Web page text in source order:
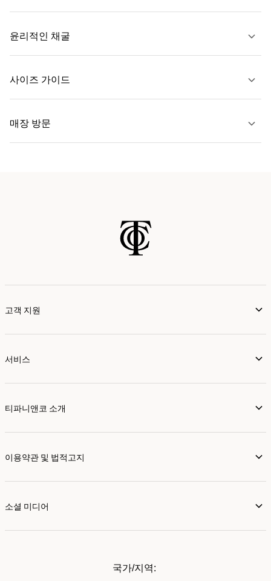
자세히 보기
윤리적인 채굴
사이즈 가이드
자세히 보기
매장 방문
고객 지원
서비스
티파니앤코 소개
이용약관 및 법적고지
소셜 미디어
국가/지역: